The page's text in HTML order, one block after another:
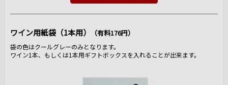
ワイン用紙袋（1本用） （有料176円）
袋の色はクールグレーのみとなります。
ワイン1本、もしくは1本用ギフトボックスを入れることが出来ます。